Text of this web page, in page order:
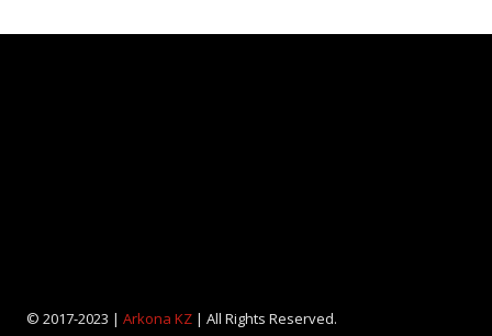
© 2017-2023 | Arkona KZ| All Rights Reserved.